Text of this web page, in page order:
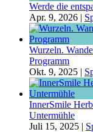
Werde die
Apr. 9, 2026 |
Wurzeln.
Programm
Okt. 9, 2025 |
InnerSmile
Untermühle
Juli 15, 2025 |